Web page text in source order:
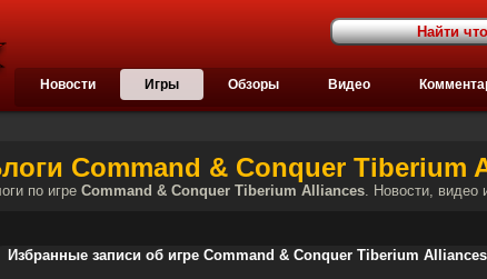
Новости Игры Обзоры Видео
Command & Conquer Tiberium
по игре Command & Conquer Tiberium Alliances. Новости, видео
Избранные записи об игре Command & Conquer Tiberium Alliances